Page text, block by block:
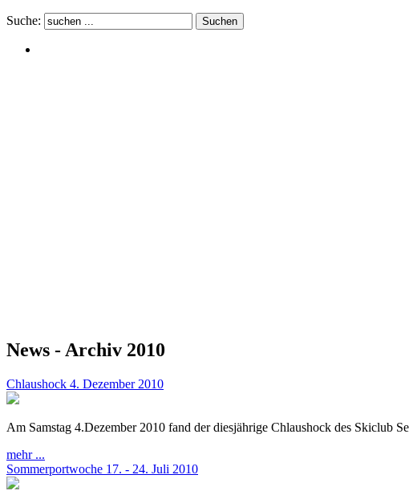
Suche:
News - Archiv 2010
Chlaushock 4. Dezember 2010
Am Samstag 4.Dezember 2010 fand der diesjährige Chlaushock des Skiclub
mehr ...
Sommerportwoche 17. - 24. Juli 2010